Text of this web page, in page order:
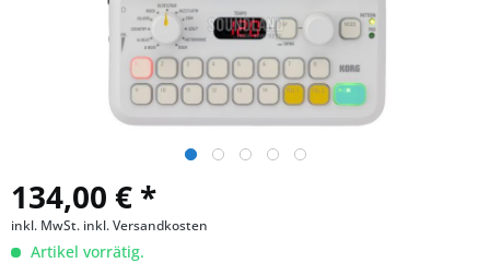
134,00 € *
inkl. MwSt. inkl. Versandkosten
Artikel vorrätig.